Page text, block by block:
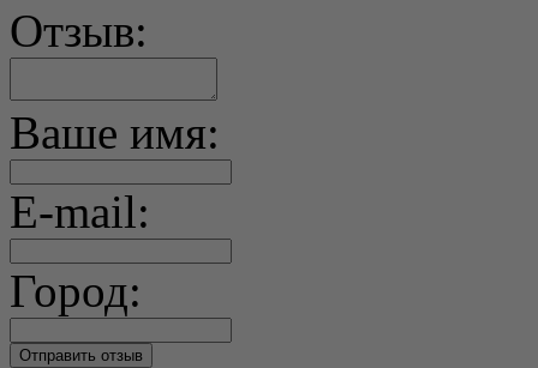
Отзыв:
Ваше имя:
E-mail:
Город: